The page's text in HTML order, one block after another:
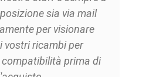
sia via mail
per visionare
vostri ricambi per
compatibilità prima di